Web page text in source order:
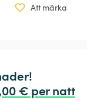
Att märka
€ per natt